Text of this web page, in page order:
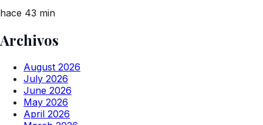
hace 43 min
Archivos
August 2026
July 2026
June 2026
May 2026
April 2026